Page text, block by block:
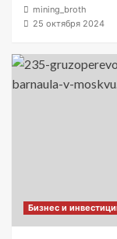
mining_broth
25 октября 2024
Бизнес и